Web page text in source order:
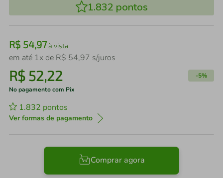
1.832 pontos
R$ 54,97à vista
em até 1x de R$ 54,97 s/juros
R$ 52,22 -5%
No pagamento com Pix
1.832 pontos
Ver formas de pagamento
Comprar agora